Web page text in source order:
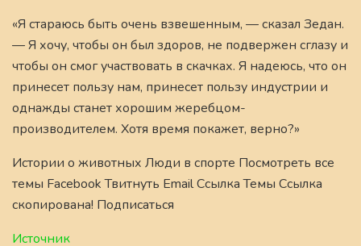
«Я стараюсь быть очень взвешенным, — сказал Зедан.
— Я хочу, чтобы он был здоров, не подвержен сглазу и
чтобы он смог участвовать в скачках. Я надеюсь, что он
принесет пользу нам, принесет пользу индустрии и
однажды станет хорошим жеребцом-
производителем. Хотя время покажет, верно?»
Истории о животных Люди в спорте Посмотреть все
темы Facebook Твитнуть Email Ссылка Темы Ссылка
скопирована! Подписаться
Источник